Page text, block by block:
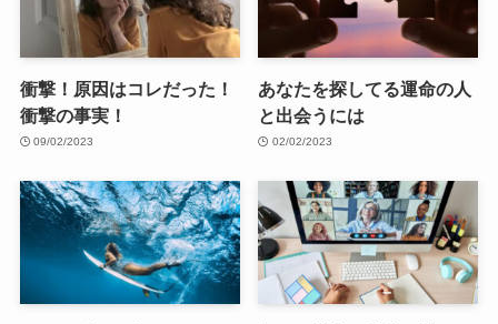
衝撃！原因はコレだった！
衝撃の事実！
09/02/2023
あなたを探してる運命の人
と出会うには
02/02/2023